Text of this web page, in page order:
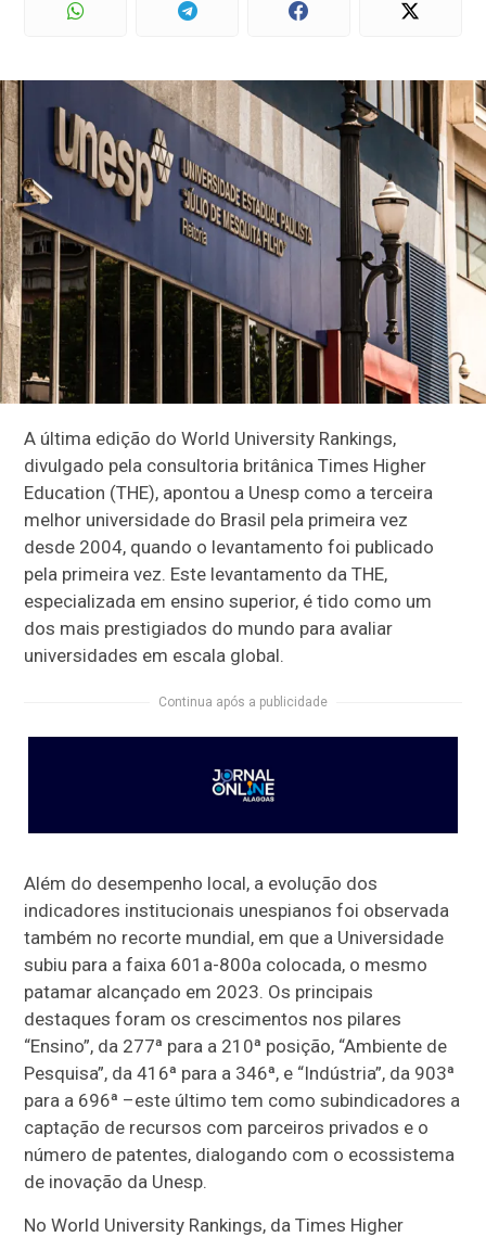
A última edição do World University Rankings,
divulgado pela consultoria britânica Times Higher
Education (THE), apontou a Unesp como a terceira
melhor universidade do Brasil pela primeira vez
desde 2004, quando o levantamento foi publicado
pela primeira vez. Este levantamento da THE,
especializada em ensino superior, é tido como um
dos mais prestigiados do mundo para avaliar
universidades em escala global.
Continua após a publicidade
Além do desempenho local, a evolução dos
indicadores institucionais unespianos foi observada
também no recorte mundial, em que a Universidade
subiu para a faixa 601a-800a colocada, o mesmo
patamar alcançado em 2023. Os principais
destaques foram os crescimentos nos pilares
“Ensino”, da 277ª para a 210ª posição, “Ambiente de
Pesquisa”, da 416ª para a 346ª, e “Indústria”, da 903ª
para a 696ª –este último tem como subindicadores a
captação de recursos com parceiros privados e o
número de patentes, dialogando com o ecossistema
de inovação da Unesp.
No World University Rankings, da Times Higher